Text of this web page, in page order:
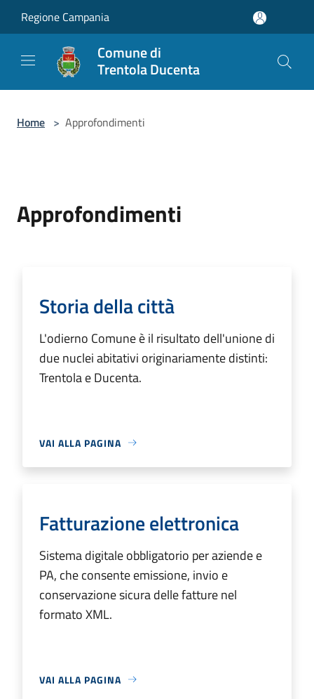
Regione Campania
Comune di
Trentola Ducenta
Home > Approfondimenti
Approfondimenti
Storia della città
L'odierno Comune è il risultato dell'unione di
due nuclei abitativi originariamente distinti:
Trentola e Ducenta.
VAI ALLA PAGINA
Fatturazione elettronica
Sistema digitale obbligatorio per aziende e
PA, che consente emissione, invio e
conservazione sicura delle fatture nel
formato XML.
VAI ALLA PAGINA